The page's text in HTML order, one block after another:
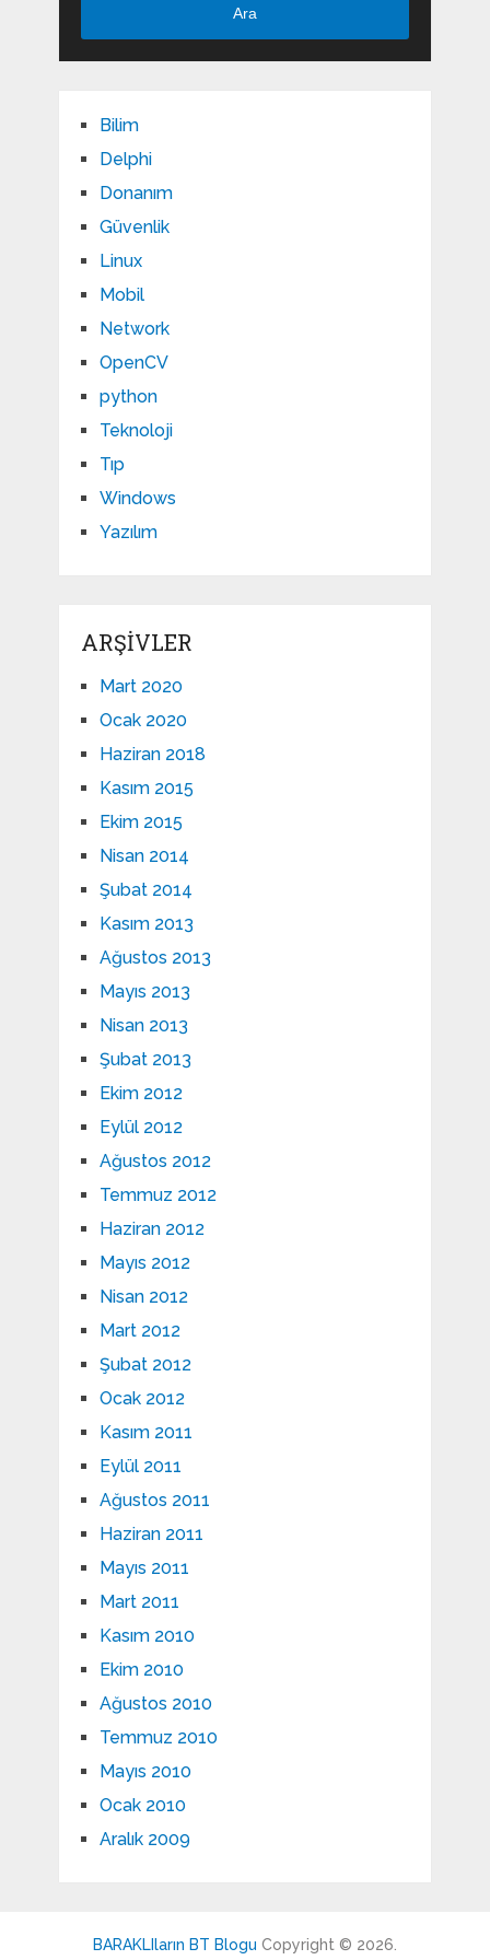
Ara
Bilim
Delphi
Donanım
Güvenlik
Linux
Mobil
Network
OpenCV
python
Teknoloji
Tıp
Windows
Yazılım
ARŞIVLER
Mart 2020
Ocak 2020
Haziran 2018
Kasım 2015
Ekim 2015
Nisan 2014
Şubat 2014
Kasım 2013
Ağustos 2013
Mayıs 2013
Nisan 2013
Şubat 2013
Ekim 2012
Eylül 2012
Ağustos 2012
Temmuz 2012
Haziran 2012
Mayıs 2012
Nisan 2012
Mart 2012
Şubat 2012
Ocak 2012
Kasım 2011
Eylül 2011
Ağustos 2011
Haziran 2011
Mayıs 2011
Mart 2011
Kasım 2010
Ekim 2010
Ağustos 2010
Temmuz 2010
Mayıs 2010
Ocak 2010
Aralık 2009
BARAKLIların BT Blogu Copyright © 2026.